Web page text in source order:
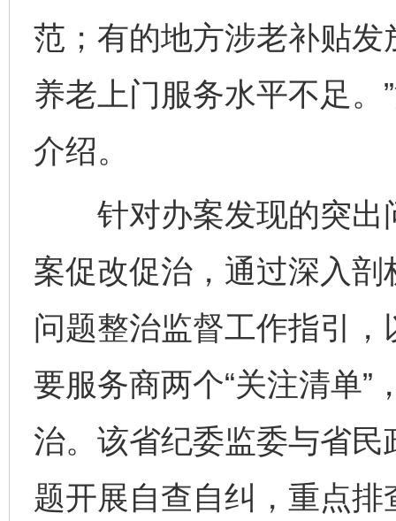
范；有的地方涉老补贴
养老上门服务水平不足
介绍。
针对办案发现的突出
案促改促治，通过深入
问题整治监督工作指引
要服务商两个“关注清单”
治。该省纪委监委与省
题开展自查自纠，重点